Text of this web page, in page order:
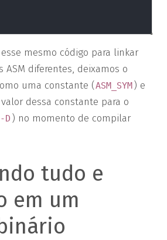
mesmo código para linkar
ASM diferentes, deixamos o
uma constante (ASM_SYM) e
dessa constante para o
-D ) no momento de compilar
tudo e
em um